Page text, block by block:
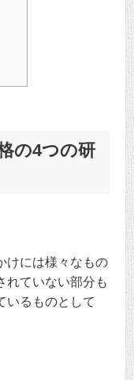
の4つの研
けには様々なもの
れていない部分も
いるものとして